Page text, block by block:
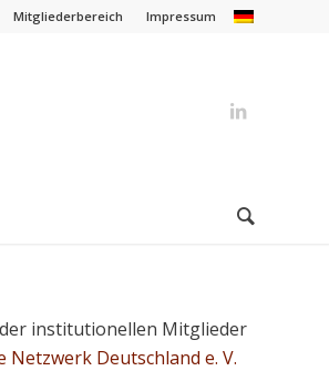
Mitgliederbereich Impressum
institutionellen Mitglieder
Netzwerk Deutschland e. V.